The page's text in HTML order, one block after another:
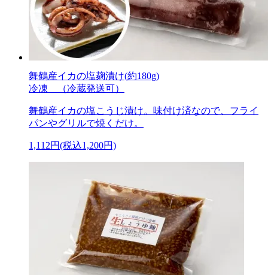
舞鶴産イカの塩麹漬け(約180g)
冷凍 （冷蔵発送可）
舞鶴産イカの塩こうじ漬け。味付け済なので、フライ
パンやグリルで焼くだけ。
1,112円(税込1,200円)